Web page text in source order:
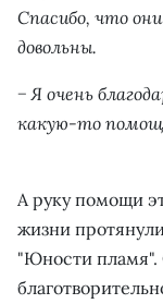
Спасибо, что
довольны.
− Я очень
какую-то
А руку помощи
жизни
"Юности пламя".